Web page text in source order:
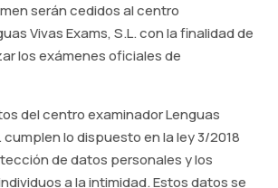
serán cedidos al centro
Vivas Exams, S.L. con la finalidad de
los exámenes oficiales de
del centro examinador Lenguas
cumplen lo dispuesto en la ley 3/2018
de datos personales y los
a la intimidad. Estos datos se